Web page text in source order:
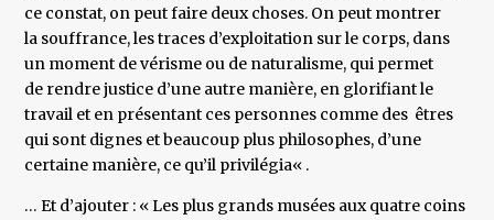
ce constat, on peut faire deux choses. On peut montrer
la souffrance, les traces d’exploitation sur le corps, dans
un moment de vérisme ou de naturalisme, qui permet
de rendre justice d’une autre manière, en glorifiant le
travail et en présentant ces personnes comme des êtres
qui sont dignes et beaucoup plus philosophes, d’une
certaine manière, ce qu’il privilégia« .
… Et d’ajouter : « Les plus grands musées aux quatre coins